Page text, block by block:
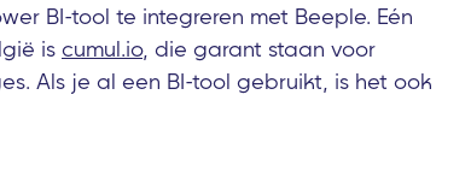
BI-tool te integreren met Beeple. Eén
is cumul.io, die garant staan voor
Als je al een BI-tool gebruikt, is het ook